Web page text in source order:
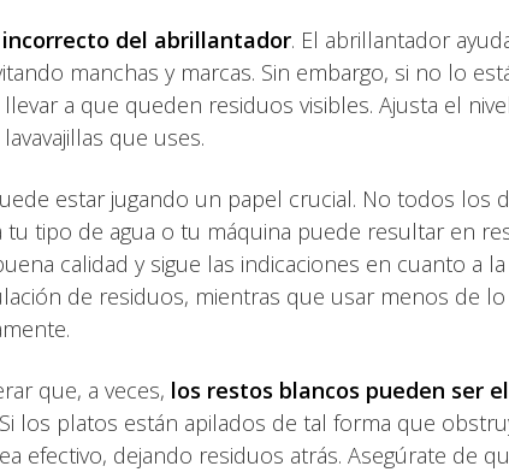
incorrecto del abrillantador. El abrillantador
manchas y marcas. Sin embargo, si no lo
a que queden residuos visibles. Ajusta el
que uses.
estar jugando un papel crucial. No todos los
tipo de agua o tu máquina puede resultar en
calidad y sigue las indicaciones en cuanto a
de residuos, mientras que usar menos de
que, a veces, los restos blancos pueden ser
los platos están apilados de tal forma que
efectivo, dejando residuos atrás. Asegúrate de